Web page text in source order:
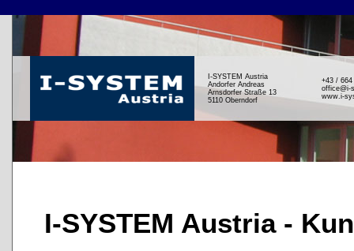
I-SYSTEM Austria
Andorfer Andreas
Arnsdorfer Straße 13
5110 Oberndorf
+43 /
office@i-
www.i-
I-SYSTEM Austria -